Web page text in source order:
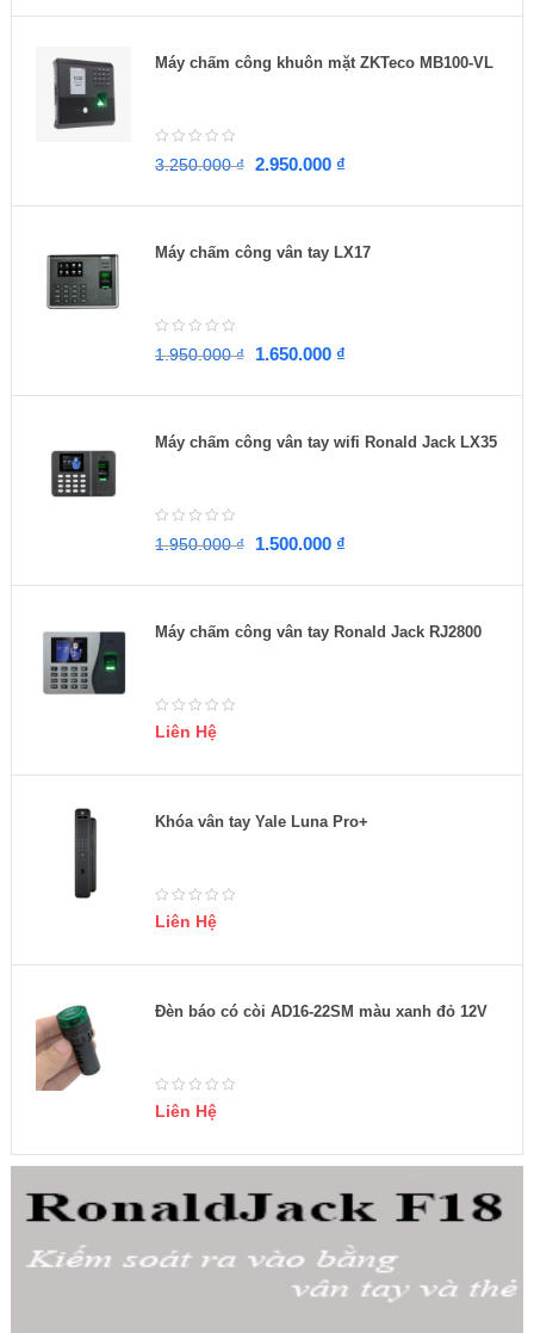
Máy chấm công khuôn mặt ZKTeco MB100-VL
3.250.000₫ 2.950.000 ₫
Máy chấm công vân tay LX17
1.950.000₫ 1.650.000 ₫
Máy chấm công vân tay wifi Ronald Jack LX35
1.950.000₫ 1.500.000 ₫
Máy chấm công vân tay Ronald Jack RJ2800
Liên Hệ
Khóa vân tay Yale Luna Pro+
Liên Hệ
Đèn báo có còi AD16-22SM màu xanh đỏ 12V
Liên Hệ